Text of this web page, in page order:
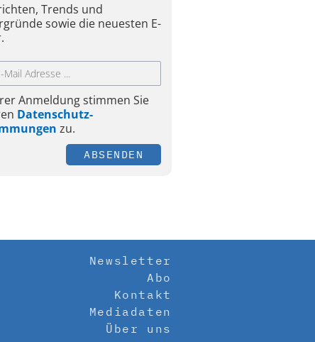
Trends und
sowie die neuesten E-
Anmeldung stimmen Sie
Datenschutz-
zu.
ABSENDEN
Newsletter
Abo
Kontakt
Mediadaten
Über uns